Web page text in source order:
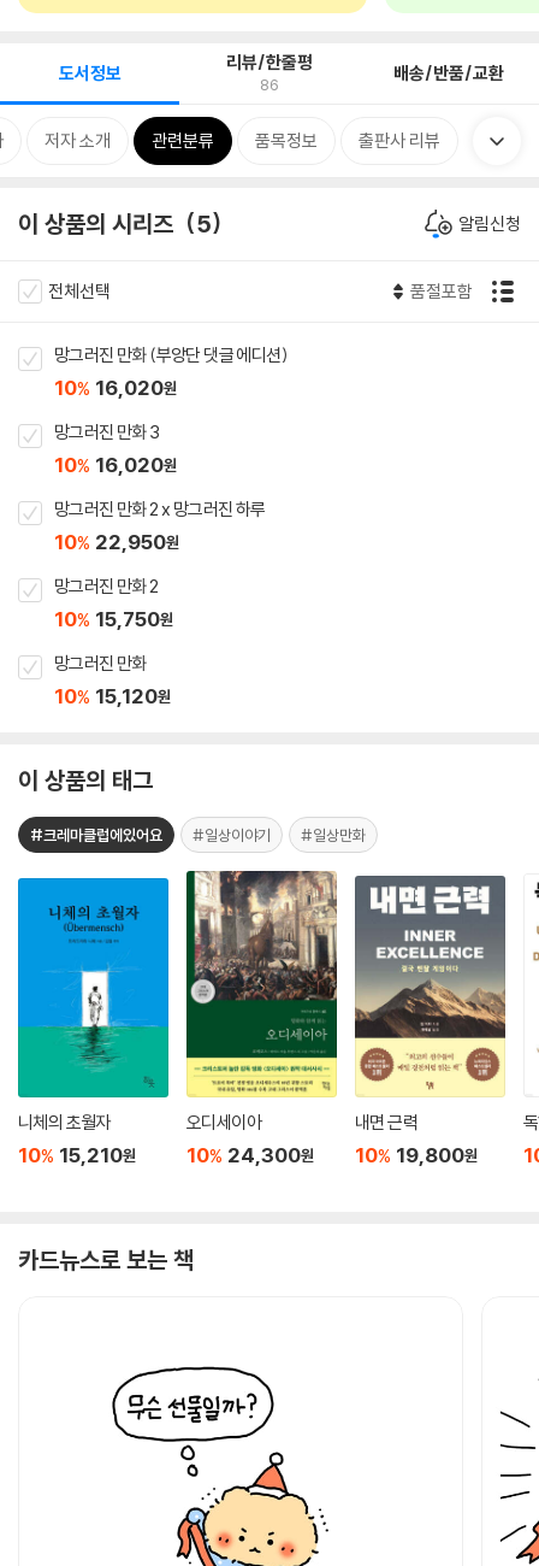
도서정보 리뷰/한줄평
86 배송/반품/교환
저자 소개 관련분류 품목정보 출판사 리뷰
이 상품의 시리즈 5 알림신청
전체선택 품절포함
망그러진 만화 (부앙단 댓글 에디션)
10% 16,020원
망그러진 만화 3
10% 16,020원
망그러진 만화 2 x 망그러진 하루
10% 22,950원
망그러진 만화 2
10% 15,750원
망그러진 만화
10% 15,120원
이 상품의 태그
#크레마클럽에있어요 #일상이야기 #일상만화
니체의 초월자
10% 15,210원
오디세이아
10% 24,300원
내면 근력
10% 19,800원
카드뉴스로 보는 책